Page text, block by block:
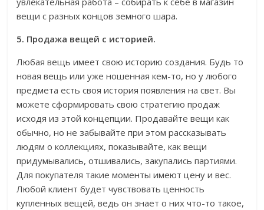
вещи с разных концов земного шара.
5. Продажа вещей с историей.
Любая вещь имеет свою историю создания. Будь то
новая вещь или уже ношенная кем-то, но у любого
предмета есть своя история появления на свет. Вы
можете сформировать свою стратегию продаж
исходя из этой концепции. Продавайте вещи как
обычно, но не забывайте при этом рассказывать
людям о коллекциях, показывайте, как вещи
придумывались, отшивались, закупались партиями.
Для покупателя такие моменты имеют цену и вес.
Любой клиент будет чувствовать ценность
купленных вещей, ведь он знает о них что-то такое,